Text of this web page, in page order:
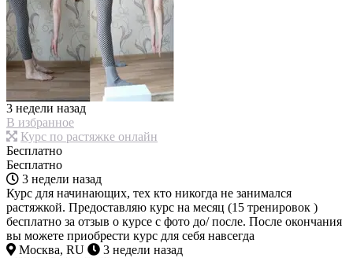
3 недели назад
В избранное
Курс по растяжке онлайн
Бесплатно
Бесплатно
3 недели назад
Курс для начинающих, тех кто никогда не занимался
растяжкой. Предоставляю курс на месяц (15 тренировок )
бесплатно за отзыв о курсе с фото до/ после. После окончания
вы можете приобрести курс для себя навсегда
Москва, RU
3 недели назад